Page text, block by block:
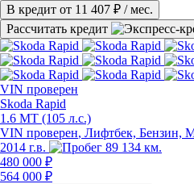
В кредит от 11 407 ₽ / мес.
Рассчитать кредит
VIN проверен
Skoda Rapid
1.6 MT (105 л.с.)
VIN проверен, Лифтбек, Бензин,
2014 г.в.
89 134 км.
480 000 ₽
564 000 ₽